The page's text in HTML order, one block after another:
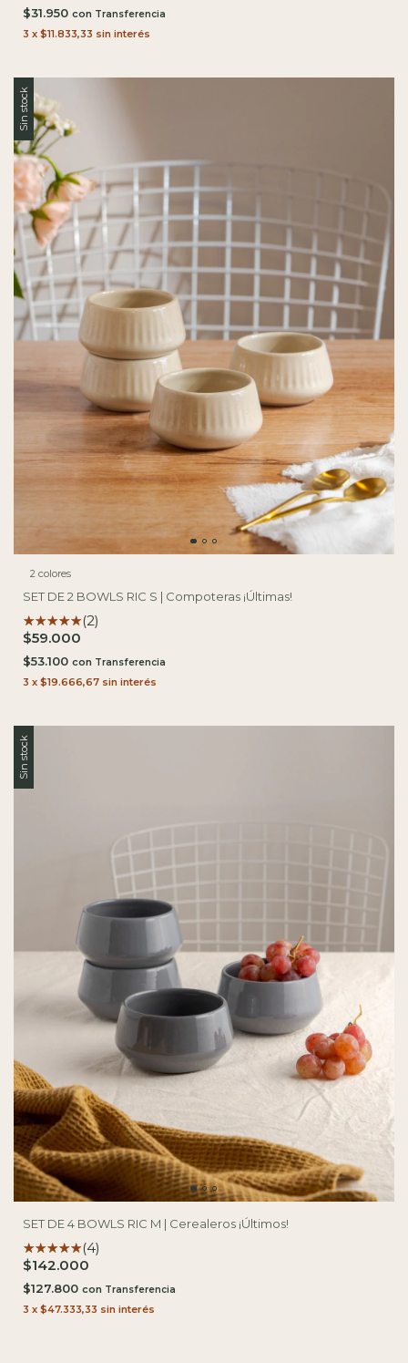
$31.950 con
3 x $11.833,33 sin interés
Sin stock
2 colores
SET DE 2 BOWLS RIC S | Compoteras ¡Últimas!
(2)
$59.000
$53.100 con
3 x $19.666,67 sin interés
Sin stock
SET DE 4 BOWLS RIC M | Cerealeros ¡Últimos!
(4)
$142.000
$127.800 con
3 x $47.333,33 sin interés